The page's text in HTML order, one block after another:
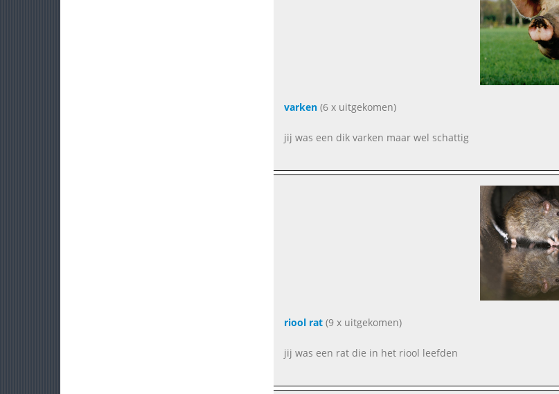
varken(6 x uitgekomen)
jij was een dik varken maar wel schattig
riool rat(9 x uitgekomen)
jij was een rat die in het riool leefden